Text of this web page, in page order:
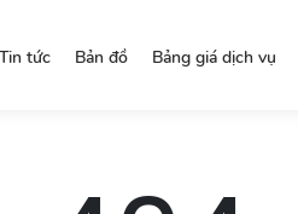
Tin tức Bản đồ Bảng giá dịch vụ